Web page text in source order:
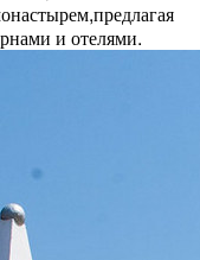
и отелями.